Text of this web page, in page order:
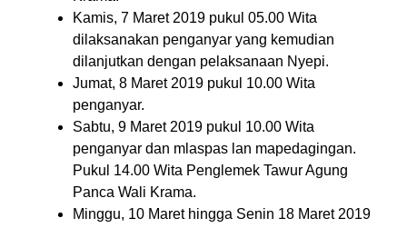
Kamis, 7 Maret 2019 pukul 05.00 Wita
dilaksanakan penganyar yang kemudian
dilanjutkan dengan pelaksanaan Nyepi.
Jumat, 8 Maret 2019 pukul 10.00 Wita
penganyar.
Sabtu, 9 Maret 2019 pukul 10.00 Wita
penganyar dan mlaspas lan mapedagingan.
Pukul 14.00 Wita Penglemek Tawur Agung
Panca Wali Krama.
Minggu, 10 Maret hingga Senin 18 Maret 2019